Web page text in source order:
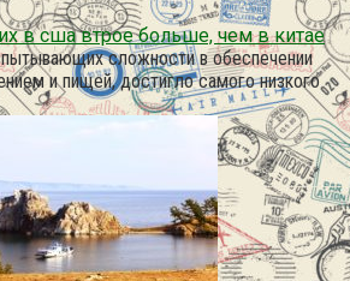
в сша втрое больше, чем в китае
сложности в обеспечении
и пищей, достигло самого низкого